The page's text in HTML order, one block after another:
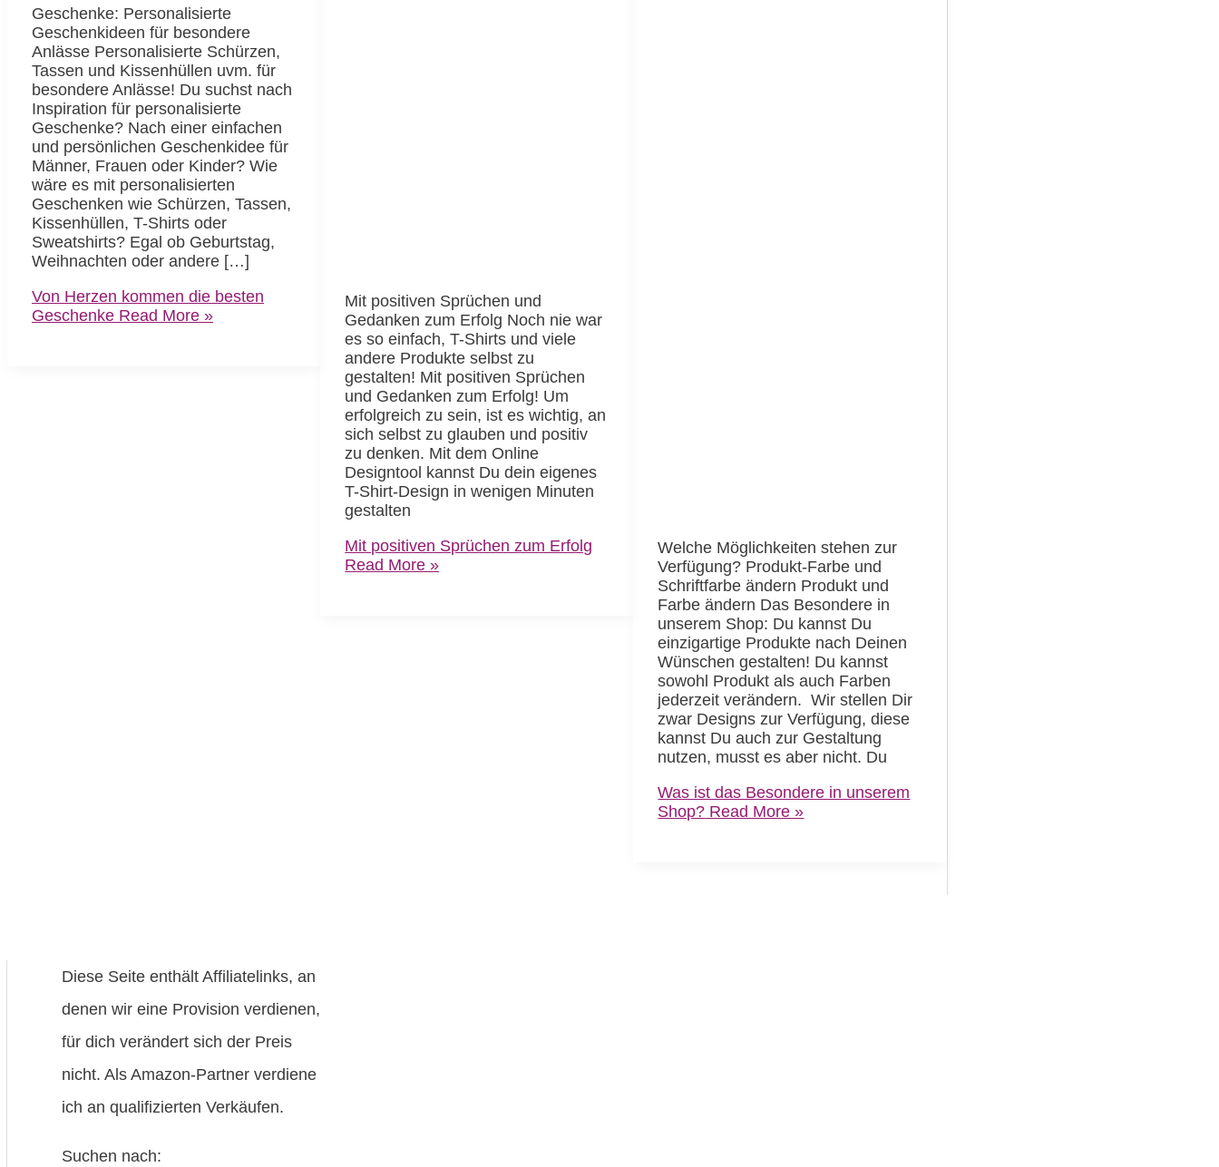
Geschenke: Personalisierte
Geschenkideen für besondere
Anlässe Personalisierte Schürzen,
Tassen und Kissenhüllen uvm. für
besondere Anlässe! Du suchst nach
Inspiration für personalisierte
Geschenke? Nach einer einfachen
und persönlichen Geschenkidee für
Männer, Frauen oder Kinder? Wie
wäre es mit personalisierten
Geschenken wie Schürzen, Tassen,
Kissenhüllen, T-Shirts oder
Sweatshirts? Egal ob Geburtstag,
Weihnachten oder andere […]
Von Herzen kommen die besten
Geschenke Read More »
Mit positiven Sprüchen und
Gedanken zum Erfolg Noch nie war
es so einfach, T-Shirts und viele
andere Produkte selbst zu
gestalten! Mit positiven Sprüchen
und Gedanken zum Erfolg! Um
erfolgreich zu sein, ist es wichtig, an
sich selbst zu glauben und positiv
zu denken. Mit dem Online
Designtool kannst Du dein eigenes
T-Shirt-Design in wenigen Minuten
gestalten
Mit positiven Sprüchen zum Erfolg
Read More »
Welche Möglichkeiten stehen zur
Verfügung? Produkt-Farbe und
Schriftfarbe ändern Produkt und
Farbe ändern Das Besondere in
unserem Shop: Du kannst Du
einzigartige Produkte nach Deinen
Wünschen gestalten! Du kannst
sowohl Produkt als auch Farben
jederzeit verändern. Wir stellen Dir
zwar Designs zur Verfügung, diese
kannst Du auch zur Gestaltung
nutzen, musst es aber nicht. Du
Was ist das Besondere in unserem
Shop? Read More »
Diese Seite enthält Affiliatelinks, an
denen wir eine Provision verdienen,
für dich verändert sich der Preis
nicht. Als Amazon-Partner verdiene
ich an qualifizierten Verkäufen.
Suchen nach: